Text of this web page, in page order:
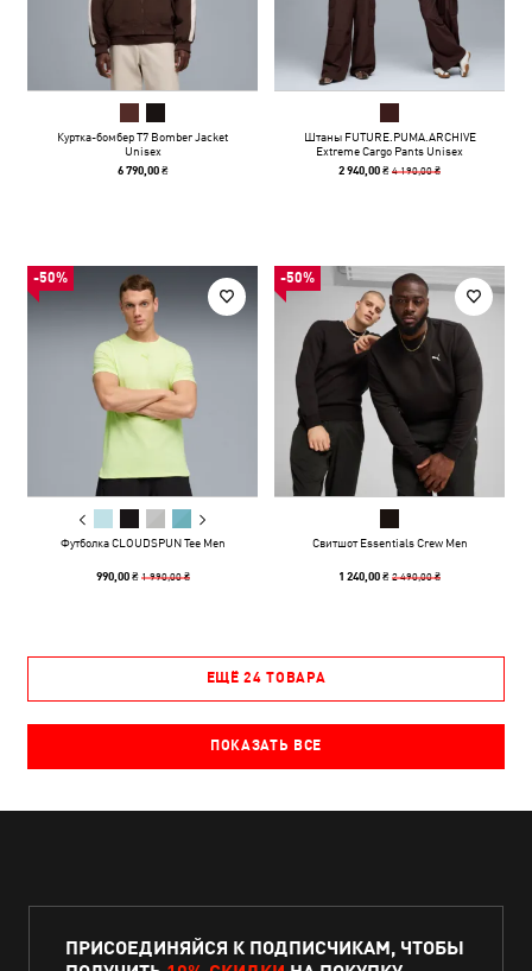
Куртка-бомбер T7 Bomber Jacket
Unisex
6 790,00 ₴
Штаны FUTURE.PUMA.ARCHIVE
Extreme Cargo Pants Unisex
2 940,00 ₴4 190,00 ₴
-50%
Футболка CLOUDSPUN Tee Men
990,00 ₴ 1 990,00 ₴
-50%
Свитшот Essentials Crew Men
1 240,00 ₴2 490,00 ₴
ЕЩЁ 24 ТОВАРА
ПОКАЗАТЬ ВСЕ
ПРИСОЕДИНЯЙСЯ К ПОДПИСЧИКАМ, ЧТОБЫ